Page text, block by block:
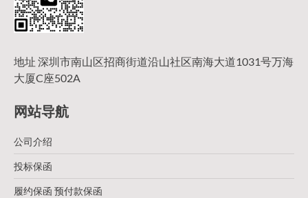
地址 深圳市南山区招商街道沿山社区南海大道1031号万海
大厦C座502A
网站导航
公司介绍
投标保函
履约保函 预付款保函